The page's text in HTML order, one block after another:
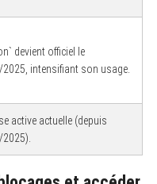
devient officiel le
intensifiant son usage.
active actuelle (depuis